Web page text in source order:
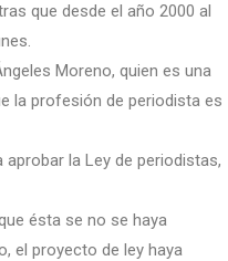
que desde el año 2000 al
Moreno, quien es una
la profesión de periodista es
la Ley de periodistas,
ésta se no se haya
el proyecto de ley haya